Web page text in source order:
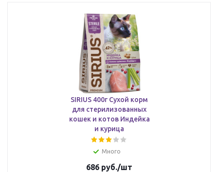
SIRIUS 400г Сухой корм
для стерилизованных
кошек и котов Индейка
и курица
Много
686 руб./шт